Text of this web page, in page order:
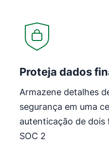
Proteja dados
Armazene detalhes
segurança em uma
autenticação de
SOC 2